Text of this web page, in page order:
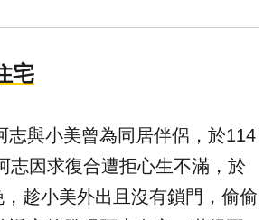
宅
志與小美曾為同居伴侶，於114
志因求復合遭拒心生不滿，於
趁小美外出且沒有鎖門，偷偷